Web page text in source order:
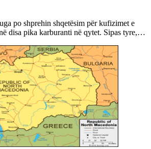
po shprehin shqetësim për kufizimet e
disa pika karburanti në qytet. Sipas tyre,…